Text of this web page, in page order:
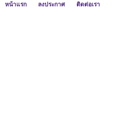
หน้าแรก ลงประกาศ ติดต่อเรา